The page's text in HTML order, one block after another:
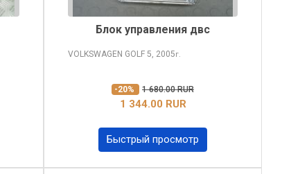
Блок управления двс
VOLKSWAGEN GOLF 5, 2005г.
-20% 1 680.00 RUR
1 344.00 RUR
Быстрый просмотр